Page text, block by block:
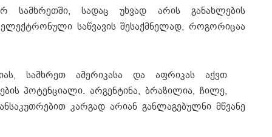
სამხრეთში, სადაც უხვად არის განახლების
საწვავის შესაქმნელად, როგორიცაა
სამხრეთ ამერიკასა და აფრიკას აქვთ
პოტენციალი. არგენტინა, ბრაზილია, ჩილე,
კარგად არიან განლაგებულნი მწვანე